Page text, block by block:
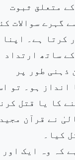
متعلق ثبوت
گہرے سوالات
کرتا ہے۔ اپنا
ساتھ ارتداد
طور پر
انداز ہو۔ تو
کا یا قتل
نے قرآن مجید
کیا۔
کہ وہ ایک اور